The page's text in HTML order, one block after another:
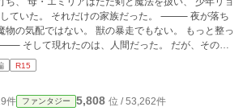
った。 ⸻ 夜が落ち
ように、 一
初めて口を開い
R15
件 ファンタジー 5,808 位 / 53,262件